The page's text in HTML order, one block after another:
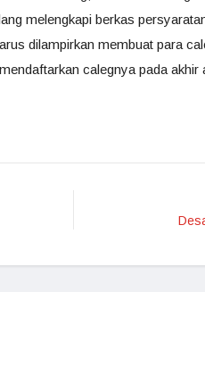
melengkapi berkas
dilampirkan membuat para
calegnya pada akhir